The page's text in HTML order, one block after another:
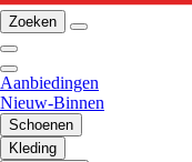
Zoeken
Aanbiedingen
Nieuw-Binnen
Schoenen
Kleding